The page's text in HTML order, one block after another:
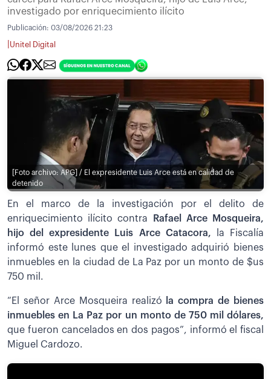
investigado por enriquecimiento ilícito
Publicación: 03/08/2026 21:23
Unitel Digital
[Foto archivo: APG] / El expresidente Luis Arce está en calidad de
detenido
En el marco de la investigación por el delito de
enriquecimiento ilícito contra
Rafael Arce Mosqueira,
hijo del expresidente Luis Arce Catacora,
la Fiscalía
informó este lunes que el investigado adquirió bienes
inmuebles en la ciudad de La Paz por un monto de $us
750 mil.
“El señor Arce Mosqueira realizó la compra de bienes
inmuebles en La Paz por un monto de 750 mil dólares,
que fueron cancelados en dos pagos”, informó el fiscal
Miguel Cardozo.